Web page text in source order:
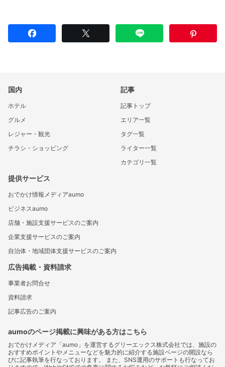
国内
ホテル
グルメ
レジャー・観光
チラシ・ショッピング
記事
記事トップ
エリア一覧
タグ一覧
ライター一覧
カテゴリ一覧
提供サービス
おでかけ情報メディアaumo
ビジネスaumo
店舗・施設支援サービスのご案内
企業支援サービスのご案内
自治体・地域団体支援サービスのご案内
広告掲載・資料請求
事業者お問合せ
資料請求
記事広告のご案内
aumoのページ掲載に興味がある方はこちら
おでかけメディア「aumo」を運営するグリーエックス株式会社では、施設の
おすすめポイントやメニューなどを魅力的に紹介する施設ページの開設なら
びに記事執筆を行なっております。 また、SNS運用のサポートも行なってお